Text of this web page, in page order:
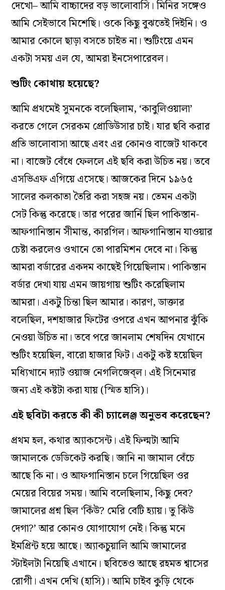
দেখো– আমি বাচ্চাদের বড় ভালোবাসি। মিনির সঙ্গেও
আমি সেইভাবে মিশেছি। ওকে কিছু বুঝতেই দিইনি। ও
আমার কোলে ছাড়া বসতে চাইত না। শুটিংয়ে এমন
একটা সময় এল যে, আমরা ইনসেপারেবল।
শুটিং কোথায় হয়েছে?
আমি প্রথমেই সুমনকে বলেছিলাম, ‘কাবুলিওয়ালা’
করতে গেলে সেরকম প্রোডিউসার চাই। যার ছবি করার
প্রতি ভালোবাসা আছে এবং এর কোনও বাজেট থাকবে
না। বাজেট বেঁধে ফেললে এই ছবি করা উচিত নয়। তবে
এসভিএফ এগিয়ে এসেছে। আজকের দিনে ১৯৬৫
সালের কলকাতা তৈরি করা সহজ নয়। তেমন একটা
সেট কিন্তু করেছে। তার পরের জার্নি ছিল পাকিস্তান-
আফগানিস্তান সীমান্ত, কারগিল। আফগানিস্তান যাওয়ার
চেষ্টা করলেও ওখানে তো পারমিশন দেবে না। কিন্তু
আমরা বর্ডারের একদম কাছেই গিয়েছিলাম। পাকিস্তান
বর্ডার দেখা যায় এমন জায়গায় শুটিং করেছিলাম
আমরা। একটু চিন্তা ছিল আমার। কারণ, ডাক্তার
বলেছিল, দশহাজার ফিটের ওপরে এখন আপনার ঝুঁকি
নেওয়া উচিত না। তবে পরে জানলাম শেষদিন যেখানে
শুটিং হয়েছিল, বারো হাজার ফিট। একটু কষ্ট হয়েছিল
মধ্যিখানে দ‌্যাট ওয়াজ নেগলিজেব্‌ল। এই সিনেমার
জন‌্য এই কষ্টটা করা যায় (স্মিত হাসি)।
এই ছবিটা করতে কী কী চ‌্যালেঞ্জ অনুভব করেছেন?
প্রথম হল, কথার অ‌্যাকসেন্ট। এই ফিল্মটা আমি
জামালকে ডেডিকেট করছি। জানি না জামাল বেঁচে
আছে কি না। ও আফগানিস্তান চলে গিয়েছিল ওর
মেয়ের বিয়ের সময়। আমি বলেছিলাম, কিছু দেব?
জামালের প্রশ্ন ছিল ‘কিঁউ? মেরি বেটি হ‌্যায়। তু কিঁউ
দেগা?’ আর কোনও যোগাযোগ নেই। কিন্তু মনে
ইমপ্রিন্ট হয়ে আছে। অ‌্যাকচুয়ালি আমি জামালের
স্টাইলটা নিয়েছি এখানে। ছবিতেও আছে রহমত শ্বাসের
রোগী। এখন দেখি (হাসি)। আমি চাইব কুড়ি থেকে